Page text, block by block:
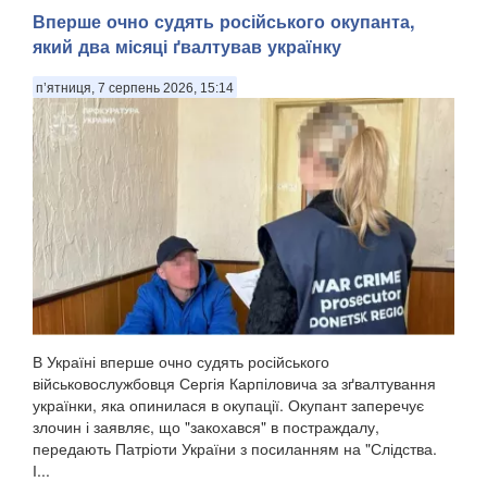
Вперше очно судять російського окупанта,
який два місяці ґвалтував українку
п’ятниця, 7 серпень 2026, 15:14
В Україні вперше очно судять російського
військовослужбовця Сергія Карпіловича за зґвалтування
українки, яка опинилася в окупації. Окупант заперечує
злочин і заявляє, що "закохався" в постраждалу,
передають Патріоти України з посиланням на "Слідства.
І...